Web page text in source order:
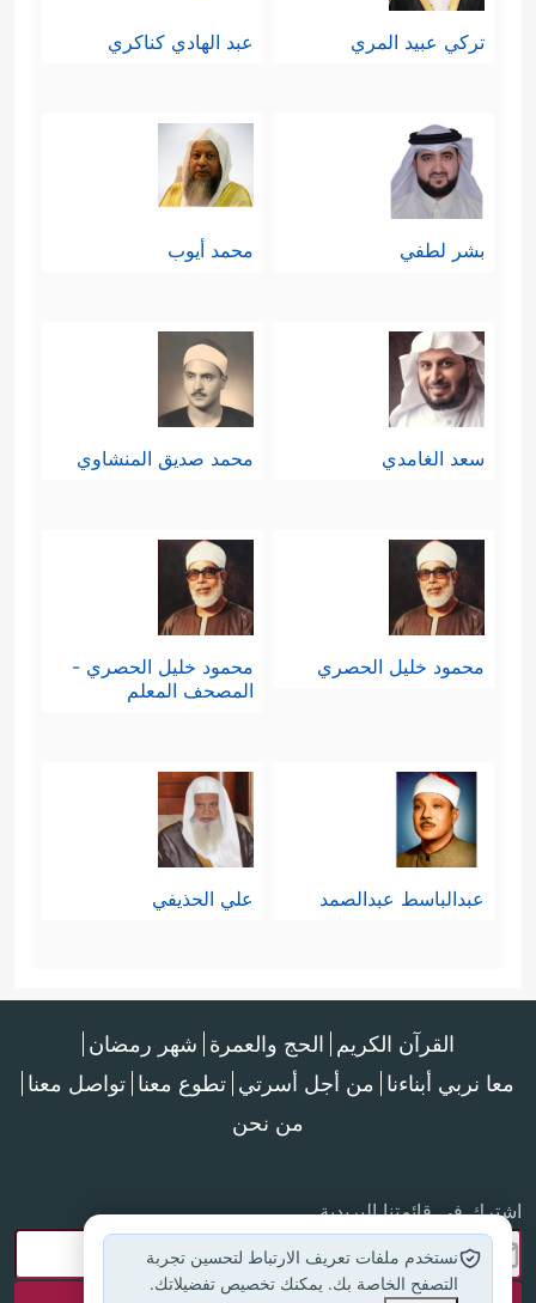
تركي عبيد المري عبد الهادي كناكري
بشر لطفي محمد أيوب
سعد الغامدي محمد صديق المنشاوي
محمود خليل الحصري
محمود خليل الحصري -
المصحف المعلم
عبدالباسط عبدالصمد علي الحذيفي
القرآن الكريم الحج والعمرة شهر رمضان
معا نربي أبناءنا من أجل أسرتي تطوع معنا تواصل معنا
من نحن
اشترك في قائمتنا البريدية
نستخدم ملفات تعريف الارتباط لتحسين تجربة
التصفح الخاصة بك. يمكنك تخصيص تفضيلاتك.